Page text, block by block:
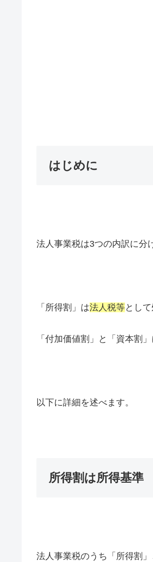
はじめに
法人事業税は3つの内訳に分
「所得割」は法人税等として
「付加価値割」と「資本割
以下に詳細を述べます。
所得割は所得基準
法人事業税のうち「所得割